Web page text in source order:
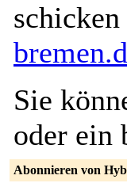
schicken
Sie
oder ein
Abonnieren von